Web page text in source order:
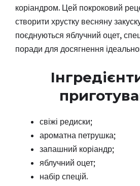
коріандром. Цей покроковий
створити хрустку весняну
поєднуються яблучний оцет,
поради для досягнення
свіжі редиски;
ароматна петрушка;
запашний коріандр;
яблучний оцет;
набір спецій.